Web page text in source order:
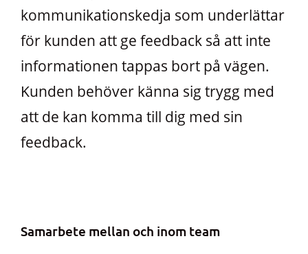
kommunikationskedja som underlättar
för kunden att ge feedback så att inte
informationen tappas bort på vägen.
Kunden behöver känna sig trygg med
att de kan komma till dig med sin
feedback.
Samarbete mellan och inom team